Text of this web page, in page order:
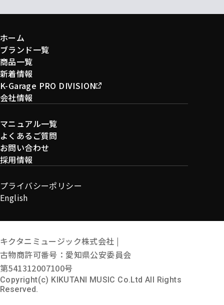
ホーム
ブランド一覧
商品一覧
新着情報
K-Garage PRO DIVISION
会社情報
マニュアル一覧
よくあるご質問
お問い合わせ
採用情報
プライバシーポリシー
English
キクタニミュージック株式会社 |
古物商許可番号：愛知県公安委員会
第541312007100号
Copyright(c) KIKUTANI MUSIC Co.Ltd All Rights
Reserved.